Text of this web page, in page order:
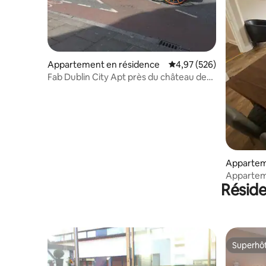
Appartement en résidence Évaluation moyenne
4,97 (526)
Fab Dublin City Apt près du château de